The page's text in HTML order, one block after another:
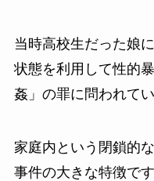
当時高校生だった娘
状態を利用して性的
姦」の罪に問われてい
家庭内という閉鎖的
事件の大きな特徴です